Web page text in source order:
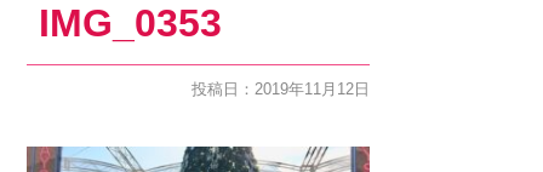
IMG_0353
投稿日：2019年11月12日